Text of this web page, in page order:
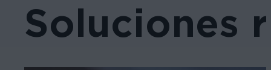
Soluciones